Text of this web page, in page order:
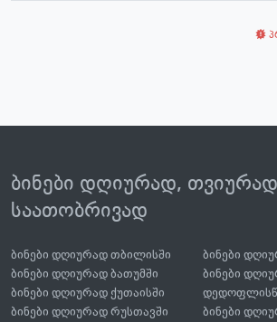
ბინები დღიურად,
საათობრივად
ბინები დღიურად თბილისში
ბინები დღიურად ბათუმში
ბინები დღიურად ქუთაისში
ბინები დღიურად რუსთავში
ბინები
ბინები
ბინები